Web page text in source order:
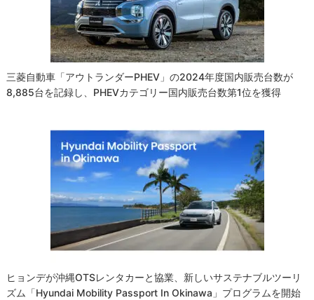
三菱自動車「アウトランダーPHEV」の2024年度国内販売台数が
8,885台を記録し、PHEVカテゴリー国内販売台数第1位を獲得
ヒョンデが沖縄OTSレンタカーと協業、新しいサステナブルツーリ
ズム「Hyundai Mobility Passport In Okinawa」プログラムを開始